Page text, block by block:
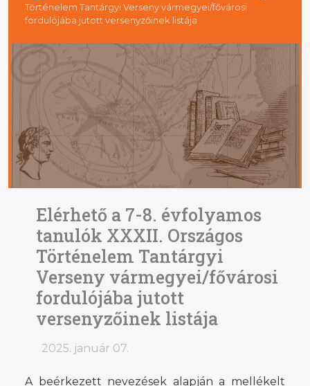
Történelem Tantárgyi Verseny vármegyei/fővárosi
fordulójába jutott versenyzőinek listája
Elérhető a 7-8. évfolyamos
tanulók XXXII. Országos
Történelem Tantárgyi
Verseny vármegyei/fővárosi
fordulójába jutott
versenyzőinek listája
2025. január 07.
A beérkezett nevezések alapján a mellékelt